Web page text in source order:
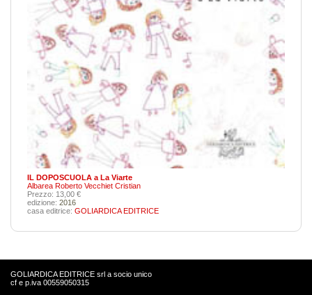
IL DOPOSCUOLA a La Viarte
Albarea Roberto Vecchiet Cristian
Prezzo: 13,00 €
edizione: 2016
casa editrice: GOLIARDICA EDITRICE
GOLIARDICA EDITRICE srl a socio unico
cf e p.iva 00559050315